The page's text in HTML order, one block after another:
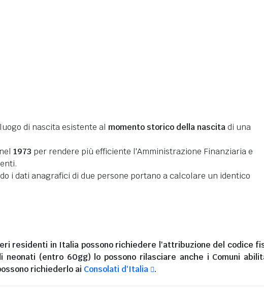
di nascita esistente al momento storico della nascitadi una
1973 per rendere più efficiente l'Amministrazione Finanziaria e
i dati anagrafici di due persone portano a calcolare un identico
residenti in Italia possono richiedere l'attribuzione del codice
neonati (entro 60gg) lo possono rilasciare anche i Comuni
richiederlo ai Consolati d'Italia .